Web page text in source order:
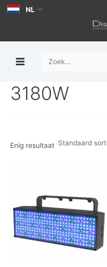
Ga
inhoud
NL
Zoek
3180W
Enig resultaat